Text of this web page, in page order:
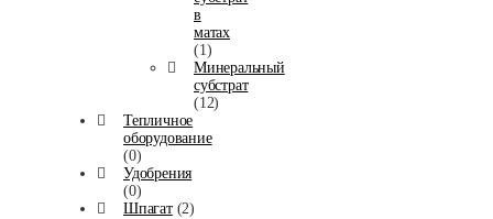
в
матах
(1)
Минеральный
субстрат
(12)
Тепличное
оборудование
(0)
Удобрения
(0)
Шпагат (2)